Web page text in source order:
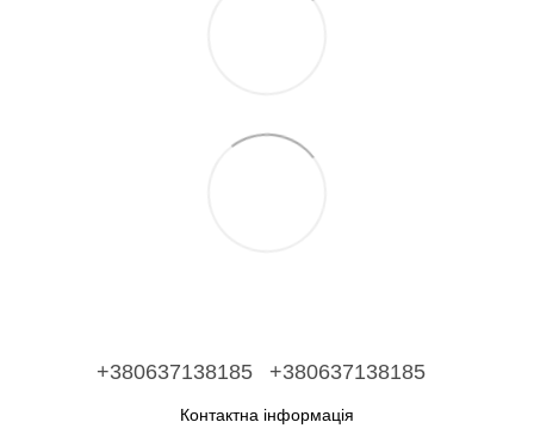
+380637138185 +380637138185
Контактна інформація